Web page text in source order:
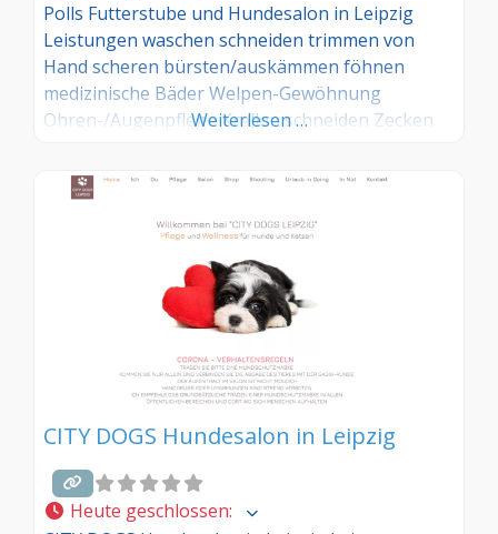
Polls Futterstube und Hundesalon in Leipzig
Leistungen waschen schneiden trimmen von
Hand scheren bürsten/auskämmen föhnen
medizinische Bäder Welpen-Gewöhnung
Ohren-/Augenpflege Krallen schneiden Zecken
Weiterlesen …
CITY DOGS Hundesalon in Leipzig
Heute geschlossen: